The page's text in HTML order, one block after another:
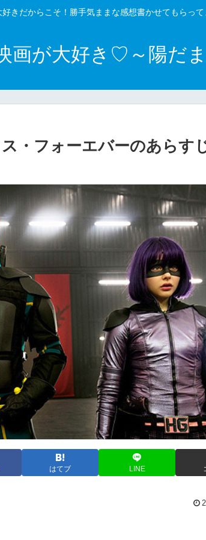
好きだからこそ！勝手気ままな感想書かせてもら
画が大好き♡～陽だ
・フォーエバーのあらす
はてブ LINE